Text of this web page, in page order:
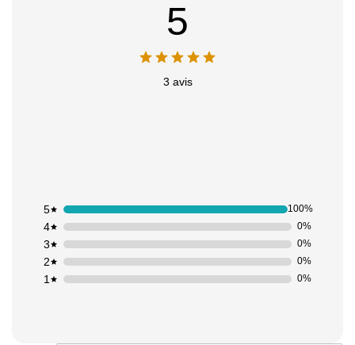
5
3 avis
1 0%
2 0%
3 0%
4 0%
5 100%